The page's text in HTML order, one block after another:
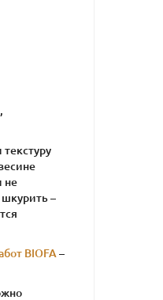
не
шкурить –
BIOFA –